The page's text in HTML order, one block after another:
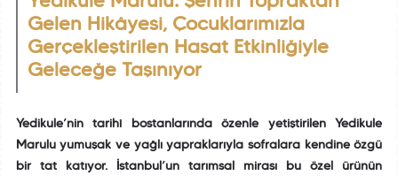
Gelen Hikâyesi, Çocuklarımızla
Gerçekleştirilen Hasat Etkinliğiyle
Geleceğe Taşınıyor
Yedikule’nin tarihî bostanlarında özenle yetiştirilen Yedikule
Marulu yumuşak ve yağlı yapraklarıyla sofralara kendine özgü
bir tat katıyor. İstanbul’un tarımsal mirası bu özel ürünün